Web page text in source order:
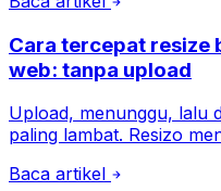
Cara tercepat resize
web: tanpa upload
Upload, menunggu, lalu
paling lambat. Resizo
Baca artikel